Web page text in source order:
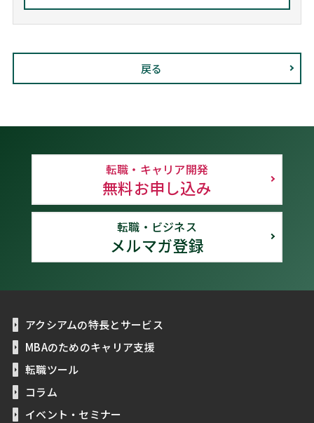
戻る
転職・キャリア開発
無料お申し込み
転職・ビジネス
メルマガ登録
アクシアムの特長とサービス
MBAのためのキャリア支援
転職ツール
コラム
イベント・セミナー